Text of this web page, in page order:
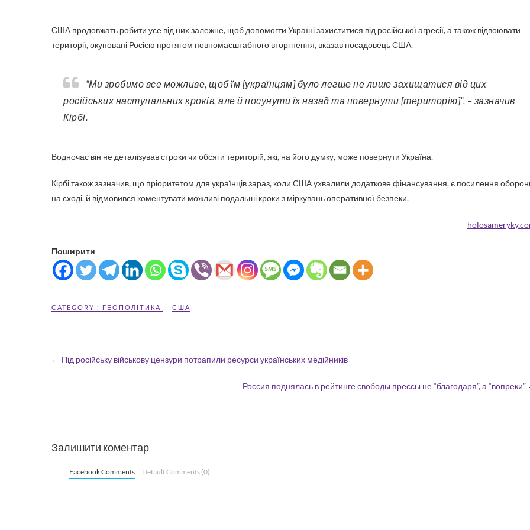
США продовжать робити усе від них залежне, щоб допомогти Україні захиститися від російської агресії, а також відвоювати
території, окуповані Росією протягом повномасштабного вторгнення, вказав посадовець США.
“Ми зробимо все можливе, щоб їм [українцям] було легше не лише захищатися від цих
російських наступальних кроків, але й посунути їх назад та повернути [територію]”, – зазначив
Кірбі.
Водночас він не деталізував строки чи обсяги територій, які, на його думку, може повернути Україна.
Кірбі також зазначив, що пріоритетом для українців зараз, коли США ухвалили додаткове фінансування, є посилення
на сході, й відмовився коментувати можливі подальші кроки з міркувань оперативної безпеки.
Поширити
CATEGORY : ГЕОПОЛІТИКА США
← Під російську військову цензури потрапили ресурси українських медійників
Россия поднялась в рейтинге свободы прессы не “благодаря”, а “вопреки”
Залишити коментар
Facebook Comments Default Comments (0)